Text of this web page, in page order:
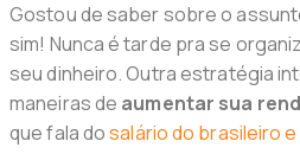
Gostou de saber sobre o
sim! Nunca é tarde pra se
seu dinheiro. Outra estratégia
maneiras de aumentar sua
que fala dosalário do brasileiro